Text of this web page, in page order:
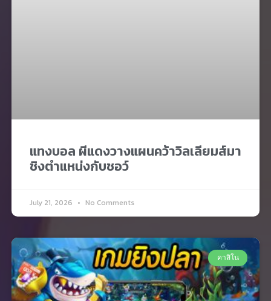
แทงบอล ผีแดงวางแผนคว้าวิลเลียมส์มา
ชิงตำแหน่งกับชอว์
July 21, 2026 No Comments
คาสิโน